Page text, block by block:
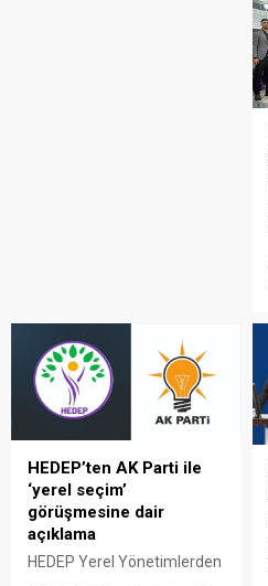
HEDEP’ten AK Parti ile
‘yerel seçim’
görüşmesine dair
açıklama
HEDEP Yerel Yönetimlerden